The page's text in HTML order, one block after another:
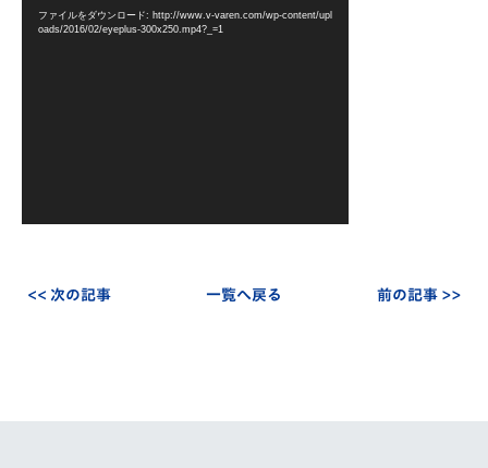
ファイルをダウンロード: http://www.v-varen.com/wp-content/upl
oads/2016/02/eyeplus-300x250.mp4?_=1
<< 次の記事 一覧へ戻る 前の記事 >>